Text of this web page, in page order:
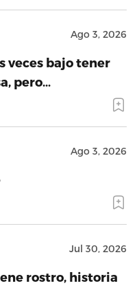
Ago 3, 2026
veces bajo tener
pero…
Ago 3, 2026
Jul 30, 2026
rostro, historia